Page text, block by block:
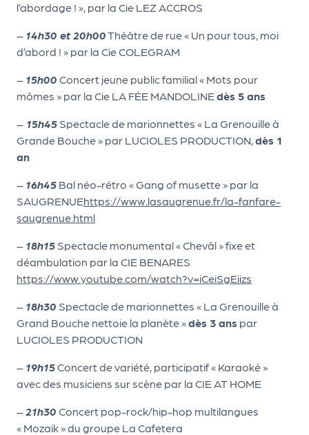
l’abordage ! », par la Cie LEZ ACCROS
– 14h30 et 20h00Théâtre de rue « Un pour tous, moi
d’abord ! » par la Cie COLEGRAM
– 15h00 Concert jeune public familial « Mots pour
mômes » par la Cie LA FÉE MANDOLINE dès 5 ans
– 15h45 Spectacle de marionnettes « La Grenouille à
Grande Bouche » par LUCIOLES PRODUCTION,dès 1
an
– 16h45 Bal néo-rétro « Gang of musette » par la
SAUGRENUEhttps://www.lasaugrenue.fr/la-fanfare-
saugrenue.html
– 18h15 Spectacle monumental « Chevâl » fixe et
déambulation par la CIE BENARES
https://www.youtube.com/watch?v=iCeiSgEiizs
– 18h30 Spectacle de marionnettes « La Grenouille à
Grand Bouche nettoie la planète »dès 3 ans par
LUCIOLES PRODUCTION
– 19h15Concert de variété, participatif « Karaoké »
avec des musiciens sur scène par la CIE AT HOME
–21h30 Concert pop-rock/hip-hop multilangues
« Mozaik » du groupe La Cafetera
L
e
k
it
d
e
l'
r
g
a
n
i
s
a
t
e
u
r